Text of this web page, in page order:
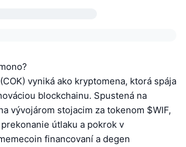
vyniká ako kryptomena, ktorá spája
blockchainu. Spustená na
vývojárom stojacim za tokenom $WIF,
útlaku a pokrok v
financovaní a degen